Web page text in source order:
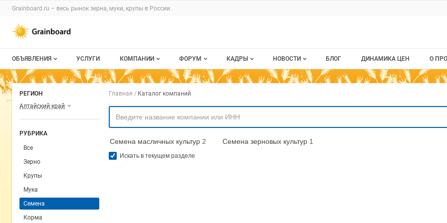
Раздел навигации по сайту grainboard.ru
Grainboard.ru – весь рынок зерна, муки, крупы в России.
Авторизация и меню пользователя
Навигация по разделам сайта grainboard.ru
ОБЪЯВЛЕНИЯ
Все объявления
Мои объявления
УСЛУГИ КОМПАНИИ
О каталоге компаний
Моя компания
Платное размещение
ФОРУМ
Все темы
КАДРЫ
Все вакансии
НОВОСТИ
Новости рынка
БЛОГ ДИНАМИКА ЦЕН О
О
РЕГИОН
Алтайский край
РУБРИКА
Все
Зерно
Крупы
Мука
Семена
Корма
Навигация по компаниям
Главная Каталог компаний
Семена масличных культур 2 Семена зерновых культур 1
Искать в текущем разделе